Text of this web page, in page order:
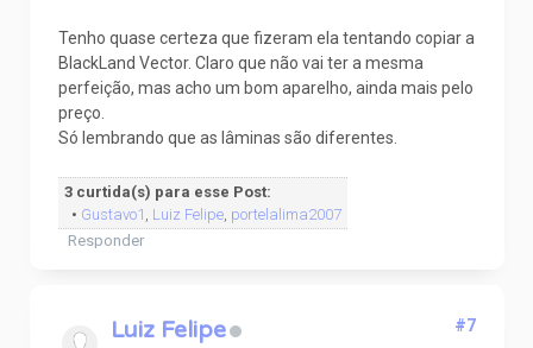
Tenho quase certeza que fizeram ela tentando copiar a
BlackLand Vector. Claro que não vai ter a mesma
perfeição, mas acho um bom aparelho, ainda mais pelo
preço.
Só lembrando que as lâminas são diferentes.
3 curtida(s) para esse Post:
• Gustavo1 , Luiz Felipe, portelalima2007
Responder
Luiz Felipe #7